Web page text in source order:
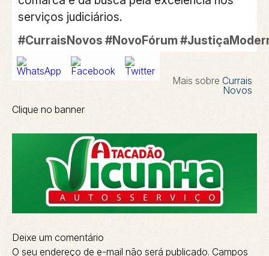
serviços judiciários.
#CurraisNovos #NovoFórum
Mais sobre Currais
Novos
Clique no banner
Deixe um comentário
O seu endereço de e-mail não será publicado. Campos